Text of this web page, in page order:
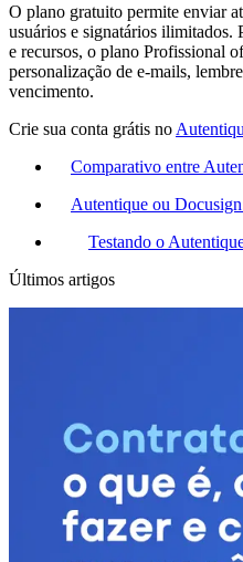
O plano gratuito permite enviar
usuários e signatários ilimitados.
e recursos, o plano Profissional
personalização de e-mails,
vencimento.
Crie sua conta grátis no
Comparativo entre
Autentique ou
Testando o
Últimos artigos